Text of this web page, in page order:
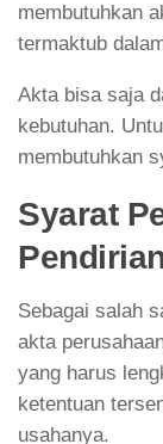
membutuhkan
termaktub
Akta bisa saja
kebutuhan.
membutuhkan
Syarat
Sebagai salah
akta
yang harus
ketentuan
usahanya.